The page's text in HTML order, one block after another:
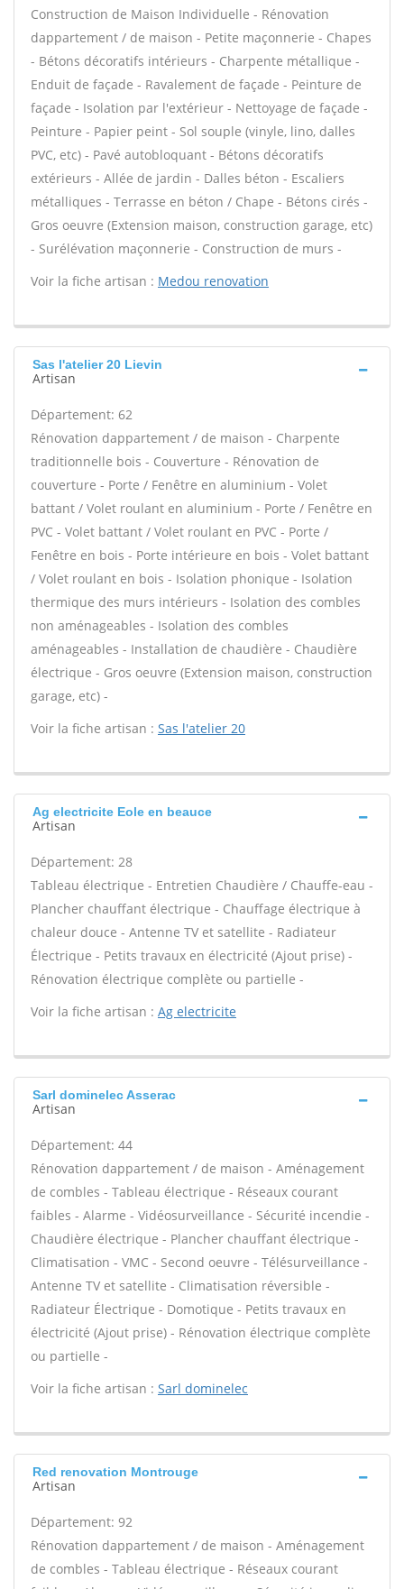
Construction de Maison Individuelle - Rénovation
dappartement / de maison - Petite maçonnerie - Chapes
- Bétons décoratifs intérieurs - Charpente métallique -
Enduit de façade - Ravalement de façade - Peinture de
façade - Isolation par l'extérieur - Nettoyage de façade -
Peinture - Papier peint - Sol souple (vinyle, lino, dalles
PVC, etc) - Pavé autobloquant - Bétons décoratifs
extérieurs - Allée de jardin - Dalles béton - Escaliers
métalliques - Terrasse en béton / Chape - Bétons cirés -
Gros oeuvre (Extension maison, construction garage, etc)
- Surélévation maçonnerie - Construction de murs -
Voir la fiche artisan : Medou renovation
Sas l'atelier 20 Lievin
Artisan
Département: 62
Rénovation dappartement / de maison - Charpente
traditionnelle bois - Couverture - Rénovation de
couverture - Porte / Fenêtre en aluminium - Volet
battant / Volet roulant en aluminium - Porte / Fenêtre en
PVC - Volet battant / Volet roulant en PVC - Porte /
Fenêtre en bois - Porte intérieure en bois - Volet battant
/ Volet roulant en bois - Isolation phonique - Isolation
thermique des murs intérieurs - Isolation des combles
non aménageables - Isolation des combles
aménageables - Installation de chaudière - Chaudière
électrique - Gros oeuvre (Extension maison, construction
garage, etc) -
Voir la fiche artisan : Sas l'atelier 20
Ag electricite Eole en beauce
Artisan
Département: 28
Tableau électrique - Entretien Chaudière / Chauffe-eau -
Plancher chauffant électrique - Chauffage électrique à
chaleur douce - Antenne TV et satellite - Radiateur
Électrique - Petits travaux en électricité (Ajout prise) -
Rénovation électrique complète ou partielle -
Voir la fiche artisan : Ag electricite
Sarl dominelec Asserac
Artisan
Département: 44
Rénovation dappartement / de maison - Aménagement
de combles - Tableau électrique - Réseaux courant
faibles - Alarme - Vidéosurveillance - Sécurité incendie -
Chaudière électrique - Plancher chauffant électrique -
Climatisation - VMC - Second oeuvre - Télésurveillance -
Antenne TV et satellite - Climatisation réversible -
Radiateur Électrique - Domotique - Petits travaux en
électricité (Ajout prise) - Rénovation électrique complète
ou partielle -
Voir la fiche artisan : Sarl dominelec
Red renovation Montrouge
Artisan
Département: 92
Rénovation dappartement / de maison - Aménagement
de combles - Tableau électrique - Réseaux courant